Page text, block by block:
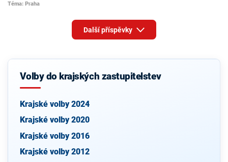
Téma: Praha
Další příspěvky
Volby do krajských zastupitelstev
Krajské volby 2024
Krajské volby 2020
Krajské volby 2016
Krajské volby 2012